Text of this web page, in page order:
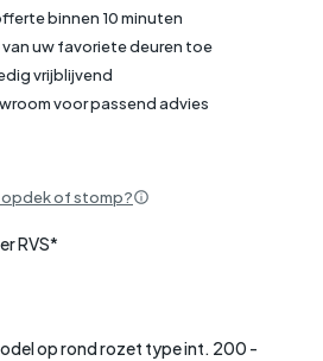
binnen 10 minuten
uw favoriete deuren toe
vrijblijvend
voor passend advies
opdek of stomp?
RVS*
op rond rozet type int. 200 -